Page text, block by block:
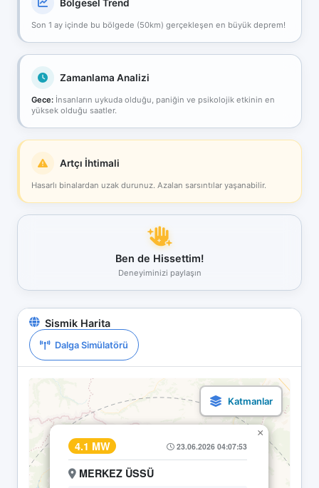
Bölgesel Trend
Son 1 ay içinde bu bölgede (50km) gerçekleşen en büyük deprem!
Zamanlama Analizi
Gece: İnsanların uykuda olduğu, paniğin ve psikolojik etkinin en
yüksek olduğu saatler.
Artçı İhtimali
Hasarlı binalardan uzak durunuz. Azalan sarsıntılar yaşanabilir.
Ben de Hissettim!
Deneyiminizi paylaşın
Sismik Harita
Dalga Simülatörü
4.1 MW 23.06.2026 04:07:53
MERKEZ ÜSSÜ
×